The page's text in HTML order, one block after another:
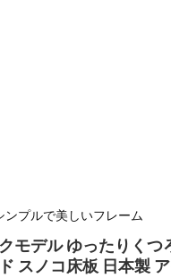
ンプルで美しいフレーム
モデル ゆったりくつ
スノコ床板 日本製